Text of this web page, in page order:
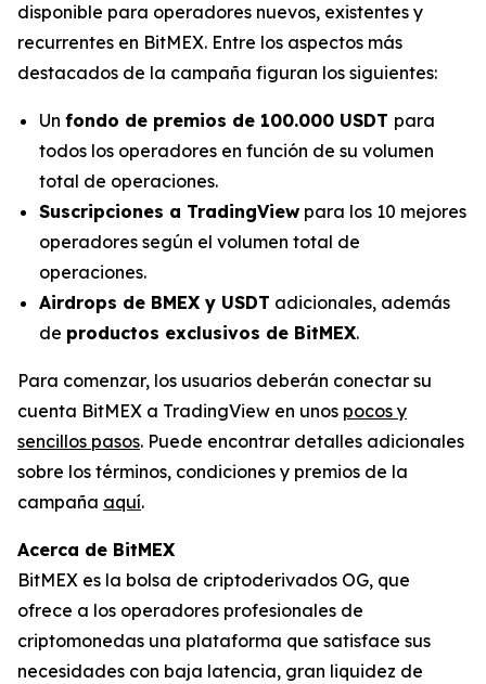
disponible para operadores nuevos, existentes y
recurrentes en BitMEX. Entre los aspectos más
destacados de la campaña figuran los siguientes:
Un fondo de premios de 100.000 USDT para
todos los operadores en función de su volumen
total de operaciones.
Suscripciones a TradingView para los 10 mejores
operadores según el volumen total de
operaciones.
Airdrops de BMEX y USDT adicionales, además
de productos exclusivos de BitMEX.
Para comenzar, los usuarios deberán conectar su
cuenta BitMEX a TradingView en unos pocos y
sencillos pasos. Puede encontrar detalles adicionales
sobre los términos, condiciones y premios de la
campaña aquí.
Acerca de BitMEX
BitMEX es la bolsa de criptoderivados OG, que
ofrece a los operadores profesionales de
criptomonedas una plataforma que satisface sus
necesidades con baja latencia, gran liquidez de